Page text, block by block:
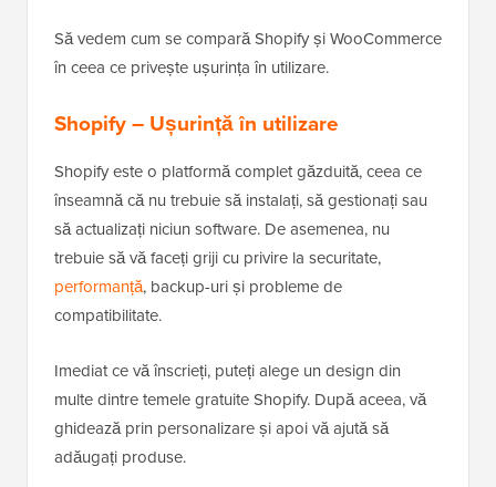
Să vedem cum se compară Shopify și WooCommerce
în ceea ce privește ușurința în utilizare.
Shopify – Ușurință în utilizare
Shopify este o platformă complet găzduită, ceea ce
înseamnă că nu trebuie să instalați, să gestionați sau
să actualizați niciun software. De asemenea, nu
trebuie să vă faceți griji cu privire la securitate,
performanță, backup-uri și probleme de
compatibilitate.
Imediat ce vă înscrieți, puteți alege un design din
multe dintre temele gratuite Shopify. După aceea, vă
ghidează prin personalizare și apoi vă ajută să
adăugați produse.